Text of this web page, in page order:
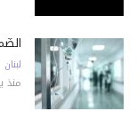
لبنان
منذ